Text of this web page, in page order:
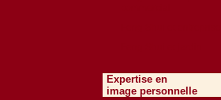
Expertise en
image personnelle